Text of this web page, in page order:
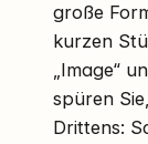
große
kurzen
„Image“
spüren
Drittens: